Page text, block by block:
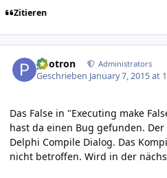
Zitieren
photron Administrators
Geschrieben January 7, 2015 at
Das False in "Executing make
hast da einen Bug gefunden.
Delphi Compile Dialog. Das
nicht betroffen. Wird in der